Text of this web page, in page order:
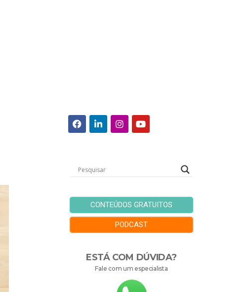
CONTEÚDOS GRATUITOS
PODCAST
ESTÁ COM DÚVIDA?
Fale com um especialista